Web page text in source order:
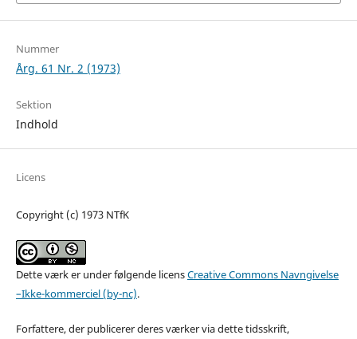
Nummer
Årg. 61 Nr. 2 (1973)
Sektion
Indhold
Licens
Copyright (c) 1973 NTfK
Dette værk er under følgende licensCreative Commons Navngivelse
–Ikke-kommerciel (by-nc).
Forfattere, der publicerer deres værker via dette tidsskrift,